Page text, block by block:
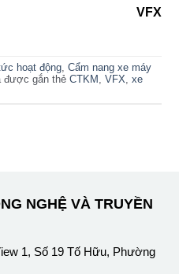
VFX
hoạt động, Cẩm nang xe máy
được gắn thẻ CTKM , VFX, xe
NGHỆ VÀ TRUYỀN
1, Số 19 Tố Hữu, Phường